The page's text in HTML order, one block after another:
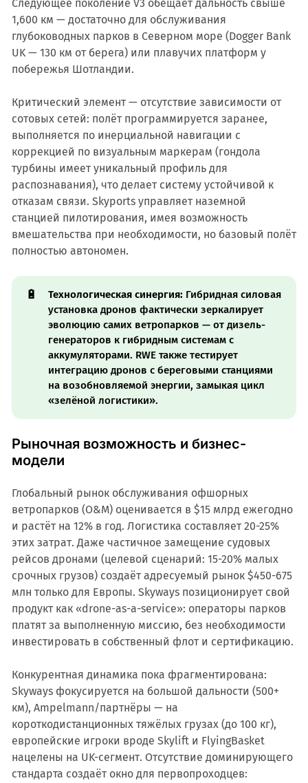
Следующее поколение V3 обещает дальность свыше
1,600 км — достаточно для обслуживания
глубоководных парков в Северном море (Dogger Bank
UK — 130 км от берега) или плавучих платформ у
побережья Шотландии.
Критический элемент — отсутствие зависимости от
сотовых сетей: полёт программируется заранее,
выполняется по инерциальной навигации с
коррекцией по визуальным маркерам (гондола
турбины имеет уникальный профиль для
распознавания), что делает систему устойчивой к
отказам связи. Skyports управляет наземной
станцией пилотирования, имея возможность
вмешательства при необходимости, но базовый полёт
полностью автономен.
🔋 Технологическая синергия: Гибридная силовая
установка дронов фактически зеркалирует
эволюцию самих ветропарков — от дизель-
генераторов к гибридным системам с
аккумуляторами. RWE также тестирует
интеграцию дронов с береговыми станциями
на возобновляемой энергии, замыкая цикл
«зелёной логистики».
Рыночная возможность и бизнес-
модели
Глобальный рынок обслуживания офшорных
ветропарков (O&M) оценивается в $15 млрд ежегодно
и растёт на 12% в год. Логистика составляет 20-25%
этих затрат. Даже частичное замещение судовых
рейсов дронами (целевой сценарий: 15-20% малых
срочных грузов) создаёт адресуемый рынок $450-675
млн только для Европы. Skyways позиционирует свой
продукт как «drone-as-a-service»: операторы парков
платят за выполненную миссию, без необходимости
инвестировать в собственный флот и сертификацию.
Конкурентная динамика пока фрагментирована:
Skyways фокусируется на большой дальности (500+
км), Ampelmann/партнёры — на
короткодистанционных тяжёлых грузах (до 100 кг),
европейские игроки вроде Skylift и FlyingBasket
нацелены на UK-сегмент. Отсутствие доминирующего
стандарта создаёт окно для первопроходцев: